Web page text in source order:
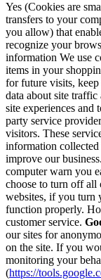
Yes (Cookies are
transfers to your
you allow) that
recognize your
information We use
items in your
for future visits,
data about site
site experiences
party service
visitors. These
information
improve our
computer warn you
choose to turn off all
websites, if you turn
function properly.
customer service.
our sites for
on the site. If you
monitoring your
(https://